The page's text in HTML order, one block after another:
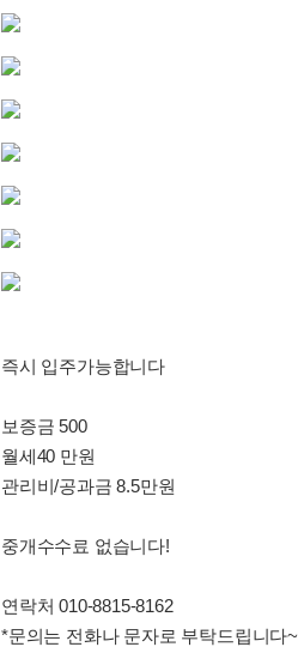
즉시 입주가능합니다
보증금 500
월세40 만원
관리비/공과금 8.5만원
중개수수료 없습니다!
연락처 010-8815-8162
*문의는 전화나 문자로 부탁드립니다~